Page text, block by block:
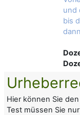
und
bis
Hier können Sie
Test müssen Sie